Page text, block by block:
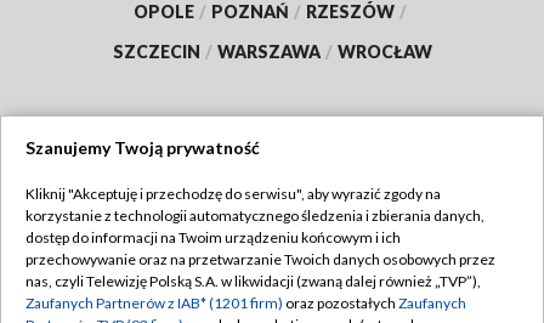
OPOLE / POZNAŃ / RZESZÓW /
SZCZECIN / WARSZAWA / WROCŁAW
TVP
Abonament TVP
Emisja w TVP
Regulamin TVP
Polityka prywatności
Szanujemy Twoją prywatność
Kliknij "Akceptuję i przechodzę do serwisu", aby wyrazić zgody na
korzystanie z technologii automatycznego śledzenia i zbierania danych,
dostęp do informacji na Twoim urządzeniu końcowym i ich
przechowywanie oraz na przetwarzanie Twoich danych osobowych przez
nas, czyli Telewizję Polską S.A. w likwidacji (zwaną dalej również „TVP”),
Zaufanych Partnerów z IAB* (1201 firm) oraz pozostałych Zaufanych